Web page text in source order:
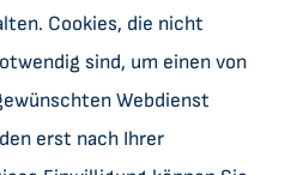
Cookies, die nicht
sind, um einen von
Webdienst
erst nach Ihrer